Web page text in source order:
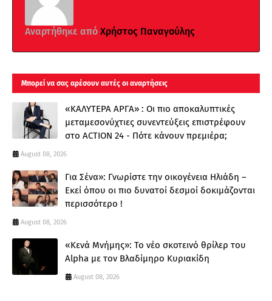
Αναρτήθηκε από Χρήστος Παναγούλης
Μπορεί να σας αρέσουν αυτές οι αναρτήσεις
«ΚΑΛΥΤΕΡΑ ΑΡΓΑ» : Oι πιο αποκαλυπτικές
μεταμεσονύχτιες συνεντεύξεις επιστρέφουν
στο ACTION 24 - Πότε κάνουν πρεμιέρα;
August 08, 2026
Για Σένα»: Γνωρίστε την οικογένεια Ηλιάδη –
Εκεί όπου οι πιο δυνατοί δεσμοί δοκιμάζονται
περισσότερο !
August 08, 2026
«Κενά Μνήμης»: Το νέο σκοτεινό θρίλερ του
Alpha με τον Βλαδίμηρο Κυριακίδη
August 08, 2026